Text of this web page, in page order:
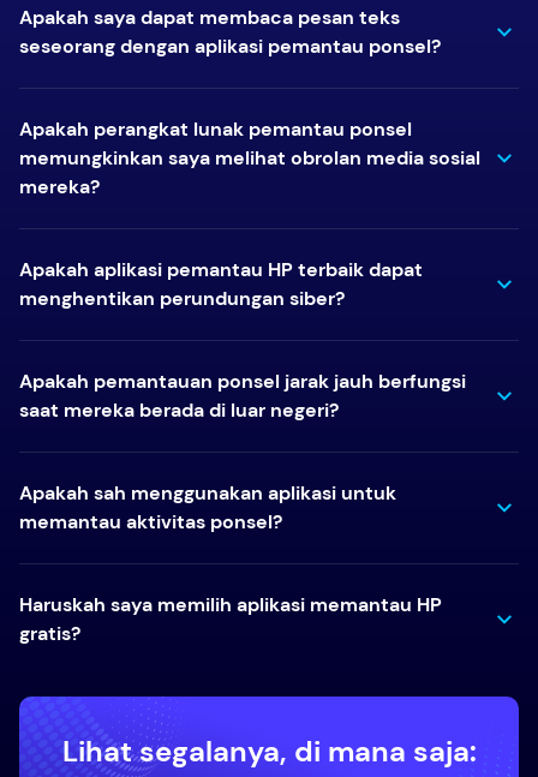
Apakah saya dapat membaca pesan teks
seseorang dengan aplikasi pemantau ponsel?
Apakah perangkat lunak pemantau ponsel
memungkinkan saya melihat obrolan media sosial
mereka?
Apakah aplikasi pemantau HP terbaik dapat
menghentikan perundungan siber?
Apakah pemantauan ponsel jarak jauh berfungsi
saat mereka berada di luar negeri?
Apakah sah menggunakan aplikasi untuk
memantau aktivitas ponsel?
Haruskah saya memilih aplikasi memantau HP
gratis?
Lihat segalanya, di mana saja: